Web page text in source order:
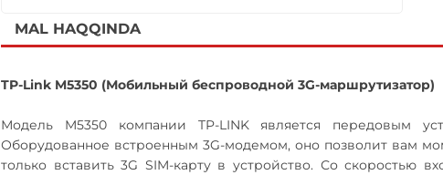
MAL HAQQINDA
TP-Link M5350 (Мобильный беспроводной 3G-маршрутизатор)
Модель M5350 компании TP-LINK является передовым
Оборудованное встроенным 3G-модемом, оно позволит вам
только вставить 3G SIM-карту в устройство. Со скоростью